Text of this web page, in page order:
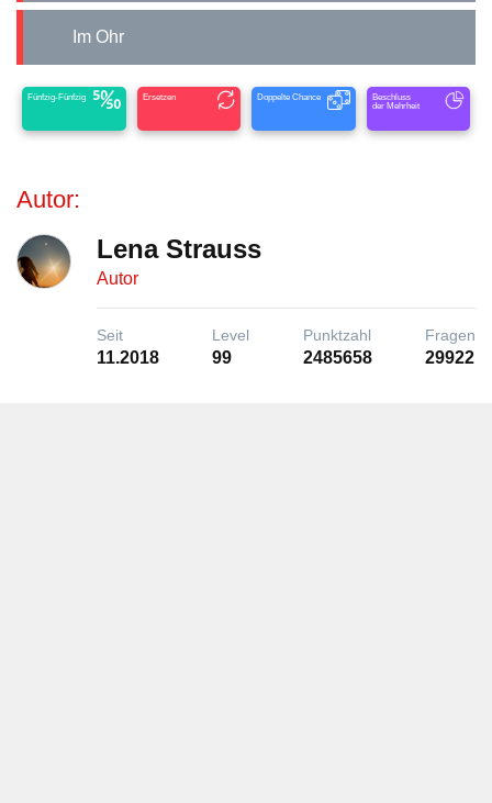
Im Ohr
Fünfzig-Fünfzig Ersetzen Doppelte Chance
Beschluss
der Mehrheit
Autor:
Lena Strauss
Autor
Seit
11.2018
Level
99
Punktzahl
2485658
Fragen
29922